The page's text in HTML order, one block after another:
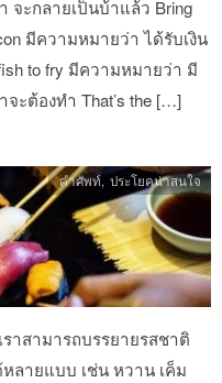
จะกลายเป็นบ้าแล้ว Bring
มีความหมายว่า ได้รับเงิน
to fry มีความหมายว่า มี
ะต้องทำ That’s the […]
าสามารถบรรยายรสชาติ
ลายแบบ เช่น หวาน เค็ม
คำศัพท์, ประโยคน่าสนใจ